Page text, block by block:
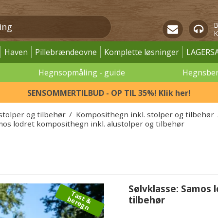
Haven Pillebrændeovne Komplette løsninger
Hegnsopmåling - guide
SENSOMMERTILBUD - OP TIL 35%! Klik her!
og tilbehør / Komposithegn inkl. stolper og tilbehør
lodret komposithegn inkl. alustolper og tilbehør
T
a
s
t
&
b
e
r
e
g
n
Sølvklasse:
tilbehør